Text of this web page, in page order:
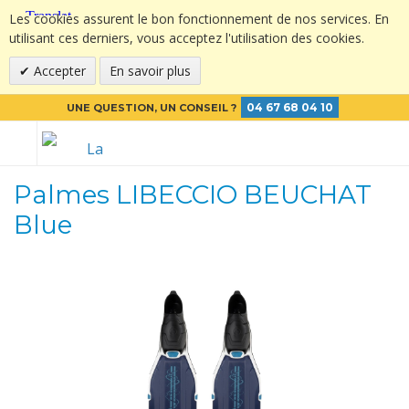
Les cookies assurent le bon fonctionnement de nos services. En
utilisant ces derniers, vous acceptez l'utilisation des cookies.
Accepter
En savoir plus
UNE QUESTION, UN CONSEIL ? 04 67 68 04 10
Palmes LIBECCIO BEUCHAT
Blue